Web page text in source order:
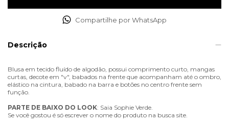
Compartilhe por WhatsApp
Descrição
Blusa em tecido fluído de algodão, possui comprimento curto, mangas
curtas, decote em "v", babados na frente que acompanham até o ombro,
elástico na cintura, babado na barra e botões no centro frente sem
função.
PARTE DE BAIXO DO LOOK: Saia Sophie Verde.
Se você gostou é só escrever o nome do produto na busca site.